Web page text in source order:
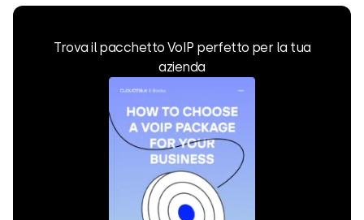
Trova il pacchetto VoIP perfetto per la tua
azienda